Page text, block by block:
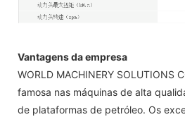
Vantagens da empresa
WORLD MACHINERY SOLUTIONS
famosa nas máquinas de alta
de plataformas de petróleo. Os